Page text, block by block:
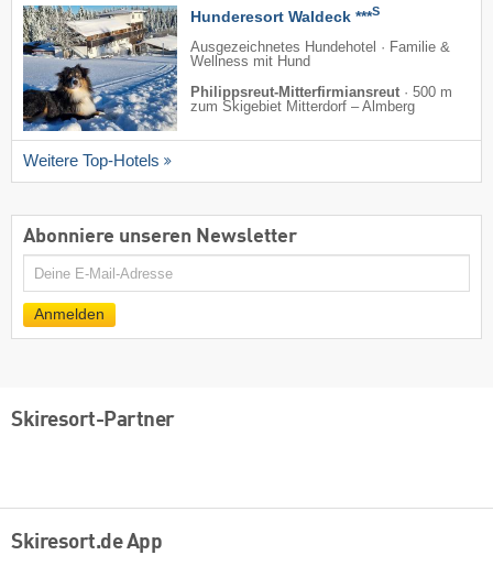
Hunderesort Waldeck ***S
Ausgezeichnetes Hundehotel · Familie &
Wellness mit Hund
Philippsreut-Mitterfirmiansreut · 500 m
zum Skigebiet Mitterdorf – Almberg
Weitere Top-Hotels
Abonniere unseren Newsletter
E-
Anmelden
Skiresort-Partner
Skiresort.de App